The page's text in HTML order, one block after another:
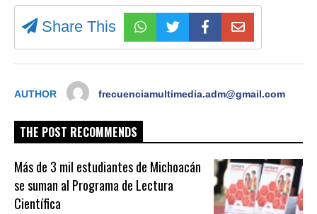
Share This
AUTHOR frecuenciamultimedia.adm@gmail.com
THE POST RECOMMENDS
Más de 3 mil estudiantes de Michoacán
se suman al Programa de Lectura
Científica